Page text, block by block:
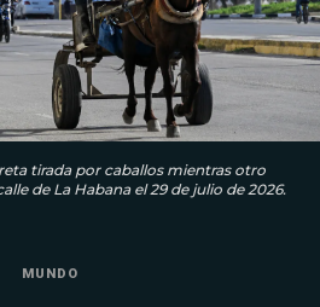
tirada por caballos mientras otro
de La Habana el 29 de julio de 2026.
MUNDO